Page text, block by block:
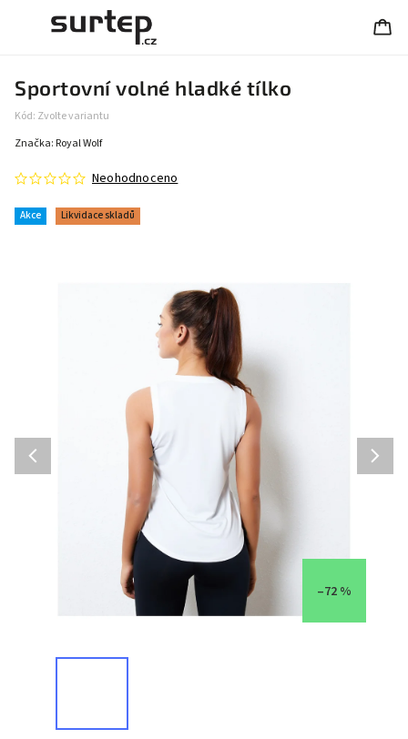
Sportovní volné hladké tílko
Kód: Zvolte variantu
Akce Likvidace skladů
Neohodnoceno
Značka: Royal Wolf
–72 %